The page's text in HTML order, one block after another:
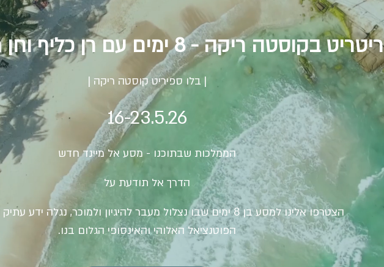
ריטריט בקוסטה ריקה - 8 ימים עם רן כליף וחן רפסון הראל
| בלו ספיריט קוסטה ריקה |
16-23.5.26
הממלכות שבתוכנו - מסע אל מיינד חדש
הדרך אל תודעת על
הצטרפו אלינו למסע בן 8 ימים שבו נצלול מעבר להיגיון ולמוכר, נגלה
הפוטנציאל האלוהי והאינסופי הגלום בנו.